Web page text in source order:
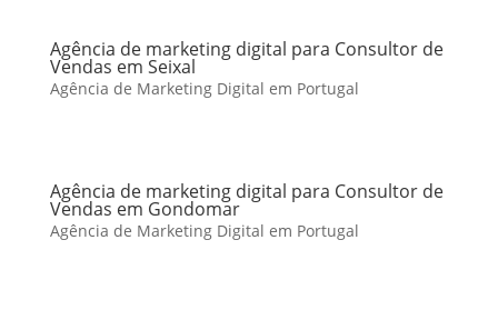
Agência de marketing digital para Consultor de
Vendas em Seixal
Agência de Marketing Digital em Portugal
Agência de marketing digital para Consultor de
Vendas em Gondomar
Agência de Marketing Digital em Portugal